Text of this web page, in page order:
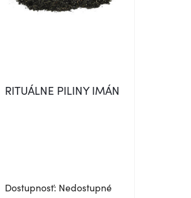
RITUÁLNE PILINY IMÁN
Dostupnosť: Nedostupné